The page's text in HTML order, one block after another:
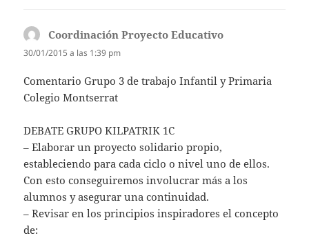
Coordinación Proyecto Educativo
30/01/2015 a las 1:39 pm
Comentario Grupo 3 de trabajo Infantil y Primaria
Colegio Montserrat
DEBATE GRUPO KILPATRIK 1C
– Elaborar un proyecto solidario propio,
estableciendo para cada ciclo o nivel uno de ellos.
Con esto conseguiremos involucrar más a los
alumnos y asegurar una continuidad.
– Revisar en los principios inspiradores el concepto
de: